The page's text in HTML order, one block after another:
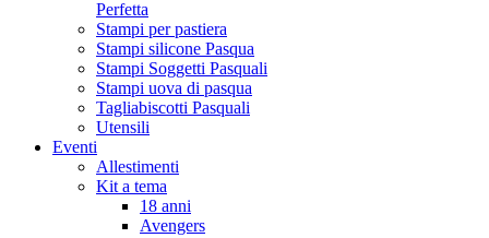
Perfetta
Stampi per pastiera
Stampi silicone Pasqua
Stampi Soggetti Pasquali
Stampi uova di pasqua
Tagliabiscotti Pasquali
Utensili
Eventi
Allestimenti
Kit a tema
18 anni
Avengers